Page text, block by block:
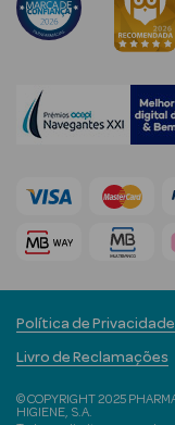
Ver Tudo
Rosto
Hidratantes
Creme de
© COPYRIGHT 2025
HIGIENE, S.A.
Política de Privacidade
Livro de Reclamações